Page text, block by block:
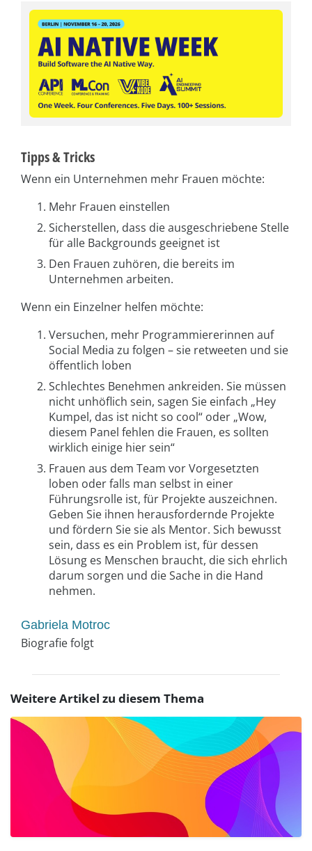
Tipps & Tricks
Wenn ein Unternehmen mehr Frauen möchte:
Mehr Frauen einstellen
Sicherstellen, dass die ausgeschriebene Stelle
für alle Backgrounds geeignet ist
Den Frauen zuhören, die bereits im
Unternehmen arbeiten.
Wenn ein Einzelner helfen möchte:
Versuchen, mehr Programmiererinnen auf
Social Media zu folgen – sie retweeten und sie
öffentlich loben
Schlechtes Benehmen ankreiden. Sie müssen
nicht unhöflich sein, sagen Sie einfach „Hey
Kumpel, das ist nicht so cool“ oder „Wow,
diesem Panel fehlen die Frauen, es sollten
wirklich einige hier sein“
Frauen aus dem Team vor Vorgesetzten
loben oder falls man selbst in einer
Führungsrolle ist, für Projekte auszeichnen.
Geben Sie ihnen herausfordernde Projekte
und fördern Sie sie als Mentor. Sich bewusst
sein, dass es ein Problem ist, für dessen
Lösung es Menschen braucht, die sich ehrlich
darum sorgen und die Sache in die Hand
nehmen.
Gabriela Motroc
Biografie folgt
Weitere Artikel zu diesem Thema